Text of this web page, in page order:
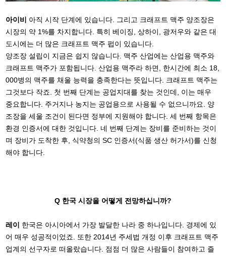
아이비
아직 시작 단계에 있습니다. 그리고 크래프트 맥주 양조장은
시장의 약 1%를 차지합니다. 특히 베이징, 상하이, 광저우와 같은 대
도시에는 더 많은 크래프트 맥주 펍이 있습니다.
양조장 설립이 지금은 쉽지 않습니다. 맥주 산업에는 산업용 맥주와
크래프트 맥주가 포함됩니다. 산업용 맥주라 하면, 한시간에 최소 18,
000병의 맥주를 채울 능력을 충족한다는 뜻입니다. 크래프트 맥주는
그것보다 작죠. 첫 번째 단계는 공업지대를 찾는 것인데, 이는 매우
중요합니다. 주거지나 농지는 공업용으로 사용될 수 없으니까요. 양
조장을 세울 조건이 된다면 정부에 지원해야 합니다. 세 번째 항목은
환경 인증서에 대한 것입니다. 네 번째 단계는 장비를 준비하는 것이
며 장비가 도착한 후, 식약청의 SC 인증서(식품 생산 허가서)를 신청
해야 합니다.
Q 한국 시장을 어떻게 전망하십니까?
레이
한국은 아시아에서 가장 발달한 나라 중 하나입니다. 경제에 있
어 매우 성공적이었죠. 또한 2014년 주세법 개정 이후 크래프트 맥주
업계의 선구자로 떠올랐습니다. 점점 더 많은 사람들이 참여하고 즐